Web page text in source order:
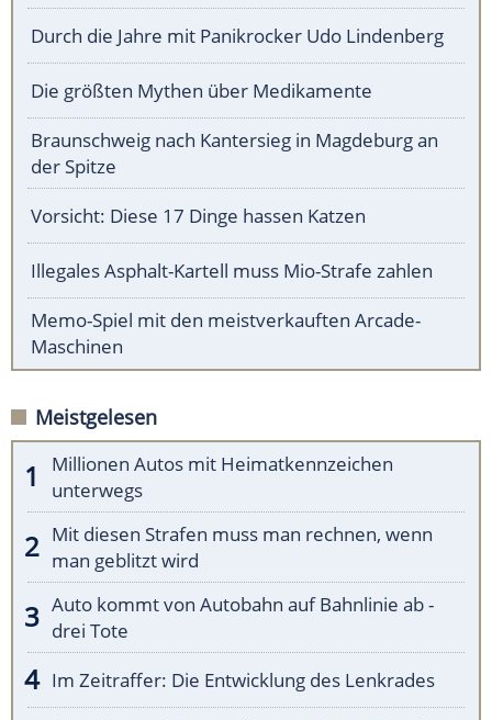
Durch die Jahre mit Panikrocker Udo Lindenberg
Die größten Mythen über Medikamente
Braunschweig nach Kantersieg in Magdeburg an
der Spitze
Vorsicht: Diese 17 Dinge hassen Katzen
Illegales Asphalt-Kartell muss Mio-Strafe zahlen
Memo-Spiel mit den meistverkauften Arcade-
Maschinen
Meistgelesen
Millionen Autos mit Heimatkennzeichen
unterwegs
Mit diesen Strafen muss man rechnen, wenn
man geblitzt wird
Auto kommt von Autobahn auf Bahnlinie ab -
drei Tote
Im Zeitraffer: Die Entwicklung des Lenkrades